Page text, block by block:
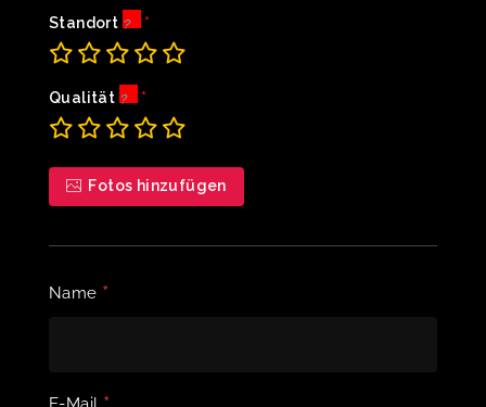
Standort
Qualität
Fotos hinzufügen
Name *